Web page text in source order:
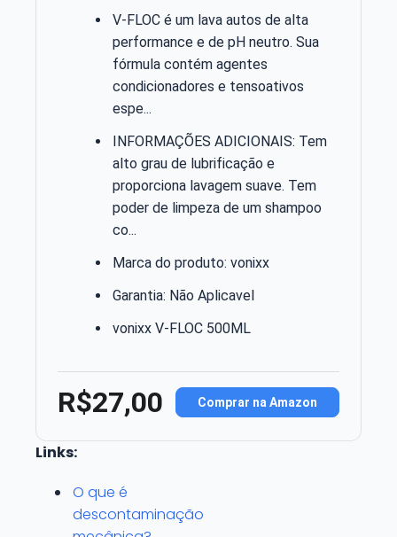
V-FLOC é um lava autos de alta
performance e de pH neutro. Sua
fórmula contém agentes
condicionadores e tensoativos
espe...
INFORMAÇÕES ADICIONAIS: Tem
alto grau de lubrificação e
proporciona lavagem suave. Tem
poder de limpeza de um shampoo
co...
Marca do produto: vonixx
Garantia: Não Aplicavel
vonixx V-FLOC 500ML
R$27,00 Comprar na Amazon
Links:
O que é
descontaminação